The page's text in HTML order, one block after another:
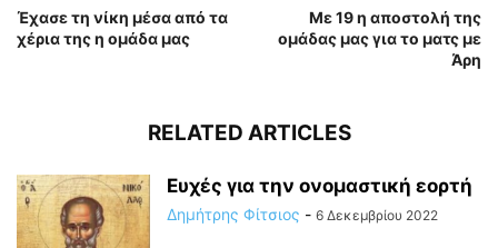
Έχασε τη νίκη μέσα από τα
χέρια της η ομάδα μας
Με 19 η αποστολή της
ομάδας μας για το ματς με
Άρη
RELATED ARTICLES
Ευχές για την ονομαστική εορτή
Δημήτρης Φίτσιος - 6 Δεκεμβρίου 2022